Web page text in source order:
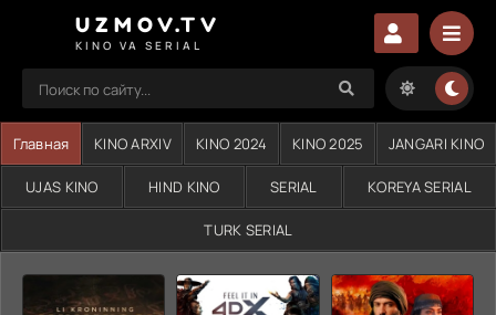
UZMOV.TV
KINO VA SERIAL
Главная KINO ARXIV KINO 2024 KINO 2025 JANGARI KINO
UJAS KINO HIND KINO SERIAL KOREYA SERIAL
TURK SERIAL